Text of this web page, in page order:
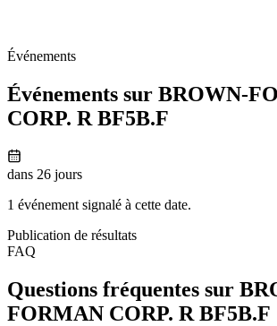
Événements
Événements sur BROWN-
CORP. R BF5B.F
dans 26 jours
1 événement signalé à cette date.
Publication de résultats
FAQ
Questions fréquentes sur
FORMAN CORP. R BF5B.F